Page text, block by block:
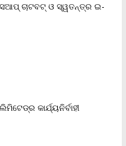
ଚାଟବଟ୍ ଓ ସ୍ୱତନ୍ତ୍ର ଇ-
କାର୍ଯ୍ୟନିର୍ବାହୀ